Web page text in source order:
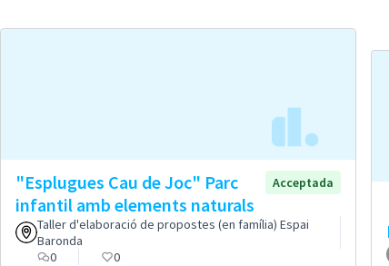
"Esplugues Cau de Joc" Parc
infantil amb elements naturals
Acceptada
Taller d'elaboració de propostes (en família) Espai
Baronda
0
0